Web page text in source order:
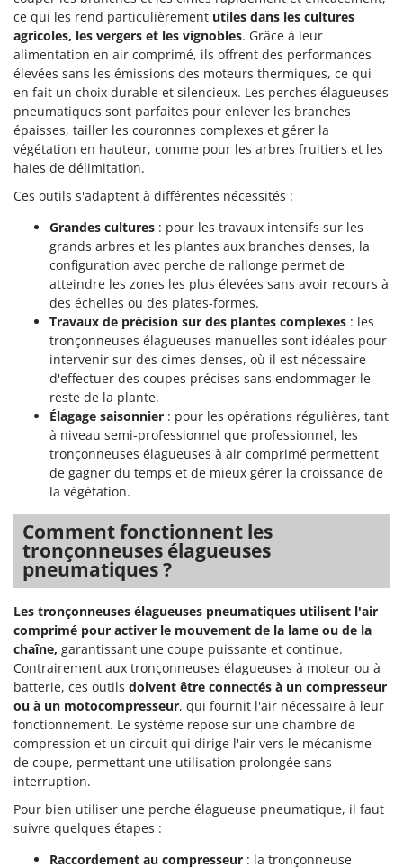
ce qui les rend particulièrement utiles dans les cultures
agricoles, les vergers et les vignobles. Grâce à leur
alimentation en air comprimé, ils offrent des performances
élevées sans les émissions des moteurs thermiques, ce qui
en fait un choix durable et silencieux. Les perches élagueuses
pneumatiques sont parfaites pour enlever les branches
épaisses, tailler les couronnes complexes et gérer la
végétation en hauteur, comme pour les arbres fruitiers et les
haies de délimitation.
Ces outils s'adaptent à différentes nécessités :
Grandes cultures : pour les travaux intensifs sur les
grands arbres et les plantes aux branches denses, la
configuration avec perche de rallonge permet de
atteindre les zones les plus élevées sans avoir recours à
des échelles ou des plates-formes.
Travaux de précision sur des plantes complexes : les
tronçonneuses élagueuses manuelles sont idéales pour
intervenir sur des cimes denses, où il est nécessaire
d'effectuer des coupes précises sans endommager le
reste de la plante.
Élagage saisonnier : pour les opérations régulières, tant
à niveau semi-professionnel que professionnel, les
tronçonneuses élagueuses à air comprimé permettent
de gagner du temps et de mieux gérer la croissance de
la végétation.
Comment fonctionnent les
tronçonneuses élagueuses
pneumatiques ?
Les tronçonneuses élagueuses pneumatiques utilisent l'air
comprimé pour activer le mouvement de la lame ou de la
chaîne, garantissant une coupe puissante et continue.
Contrairement aux tronçonneuses élagueuses à moteur ou à
batterie, ces outils doivent être connectés à un compresseur
ou à un motocompresseur, qui fournit l'air nécessaire à leur
fonctionnement. Le système repose sur une chambre de
compression et un circuit qui dirige l'air vers le mécanisme
de coupe, permettant une utilisation prolongée sans
interruption.
Pour bien utiliser une perche élagueuse pneumatique, il faut
suivre quelques étapes :
Raccordement au compresseur : la tronçonneuse